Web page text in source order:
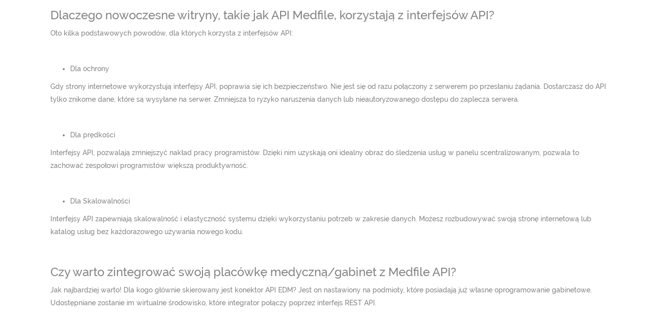
Dlaczego nowoczesne witryny, takie jak API Medfile, korzystają z interfejsów API?
Oto kilka podstawowych powodów, dla których korzysta z interfejsów API:
Dla ochrony
Gdy strony internetowe wykorzystują interfejsy API, poprawia się ich bezpieczeństwo. Nie jest się od razu połączony z serwerem po przesłaniu żądania. Dostarczasz do API
tylko znikome dane, które są wysyłane na serwer. Zmniejsza to ryzyko naruszenia danych lub nieautoryzowanego dostępu do zaplecza serwera.
Dla prędkości
Interfejsy API, pozwalają zmniejszyć nakład pracy programistów. Dzięki nim uzyskają oni idealny obraz do śledzenia usług w panelu scentralizowanym, pozwala to
zachować zespołowi programistów większą produktywność.
Dla Skalowalności
Interfejsy API zapewniają skalowalność i elastyczność systemu dzięki wykorzystaniu potrzeb w zakresie danych. Możesz rozbudowywać swoją stronę internetową lub
katalog usług bez każdorazowego używania nowego kodu.
Czy warto zintegrować swoją placówkę medyczną/gabinet z Medfile API?
Jak najbardziej warto! Dla kogo głównie skierowany jest konektor API EDM? Jest on nastawiony na podmioty, które posiadają już własne oprogramowanie gabinetowe.
Udostępniane zostanie im wirtualne środowisko, które integrator połączy poprzez interfejs REST API.